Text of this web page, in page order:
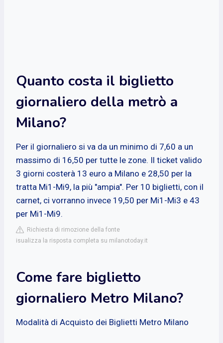
Quanto costa il biglietto
giornaliero della metrò a
Milano?
Per il giornaliero si va da un minimo di 7,60 a un
massimo di 16,50 per tutte le zone. Il ticket valido
3 giorni costerà 13 euro a Milano e 28,50 per la
tratta Mi1-Mi9, la più "ampia". Per 10 biglietti, con il
carnet, ci vorranno invece 19,50 per Mi1-Mi3 e 43
per Mi1-Mi9.
Richiesta di rimozione della fonte
isualizza la risposta completa su milanotoday.it
Come fare biglietto
giornaliero Metro Milano?
Modalità di Acquisto dei Biglietti Metro Milano